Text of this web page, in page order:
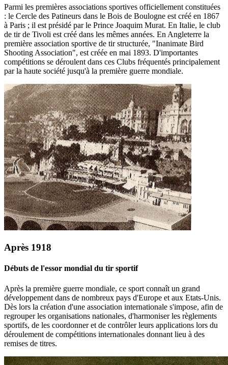
Parmi les premières associations sportives officiellement constituées
: le Cercle des Patineurs dans le Bois de Boulogne est créé en 1867
à Paris ; il est présidé par le Prince Joaquim Murat. En Italie, le club
de tir de Tivoli est créé dans les mêmes années. En Angleterre la
première association sportive de tir structurée, "Inanimate Bird
Shooting Association", est créée en mai 1893. D'importantes
compétitions se déroulent dans ces Clubs fréquentés principalement
par la haute société jusqu'à la première guerre mondiale.
Après 1918
Débuts de l'essor mondial du tir sportif
Après la première guerre mondiale, ce sport connaît un grand
développement dans de nombreux pays d'Europe et aux Etats-Unis.
Dès lors la création d'une association internationale s'impose, afin de
regrouper les organisations nationales, d'harmoniser les règlements
sportifs, de les coordonner et de contrôler leurs applications lors du
déroulement de compétitions internationales donnant lieu à des
remises de titres.